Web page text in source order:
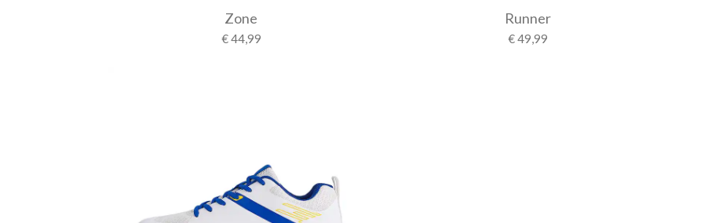
Zone
€ 44,99
Runner
€ 49,99